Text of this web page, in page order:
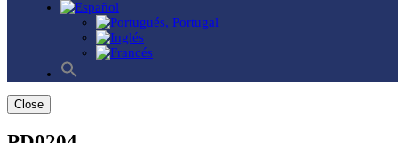
Close